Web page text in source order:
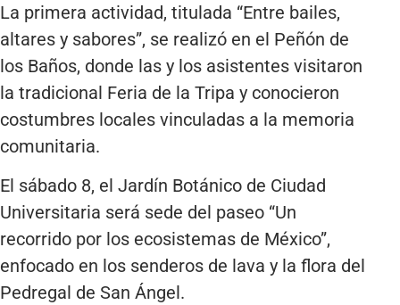
La primera actividad, titulada “Entre bailes,
altares y sabores”, se realizó en el Peñón de
los Baños, donde las y los asistentes visitaron
la tradicional Feria de la Tripa y conocieron
costumbres locales vinculadas a la memoria
comunitaria.
El sábado 8, el Jardín Botánico de Ciudad
Universitaria será sede del paseo “Un
recorrido por los ecosistemas de México”,
enfocado en los senderos de lava y la flora del
Pedregal de San Ángel.